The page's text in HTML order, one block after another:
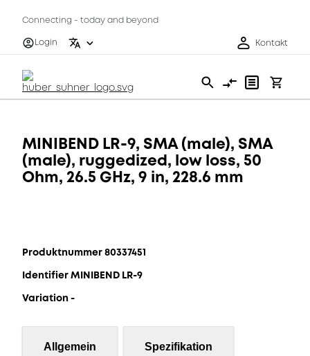
Connecting - today and beyond
Login
Kontakt
MINIBEND LR-9, SMA (male), SMA
(male), ruggedized, low loss, 50
Ohm, 26.5 GHz, 9 in, 228.6 mm
Produktnummer 80337451
Identifier MINIBEND LR-9
Variation -
Allgemein Spezifikation